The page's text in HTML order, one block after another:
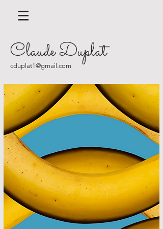
cduplat1@gmail.com
Claude Duplat